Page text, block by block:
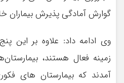
گوارش آمادگی پذیرش بیماران
وی ادامه داد:‌ علاوه بر این
زمینه فعال هستند،
آمدند که بیمارستان های